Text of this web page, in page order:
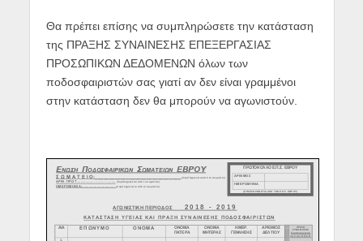
Θα πρέπει επίσης να συμπληρώσετε την κατάσταση
της ΠΡΑΞΗΣ ΣΥΝΑΙΝΕΣΗΣ ΕΠΕΞΕΡΓΑΣΙΑΣ
ΠΡΟΣΩΠΙΚΩΝ ΔΕΔΟΜΕΝΩΝ όλων των
ποδοσφαιριστών σας γιατί αν δεν είναι γραμμένοι
στην κατάσταση δεν θα μπορούν να αγωνιστούν.